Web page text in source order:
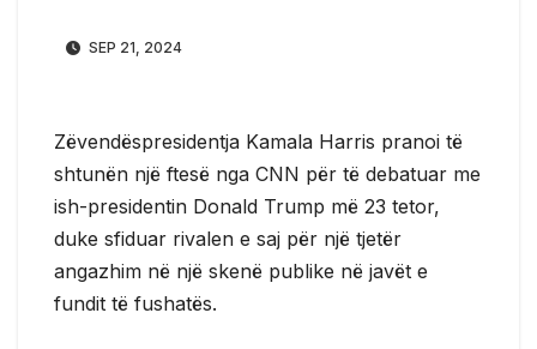
SEP 21, 2024
Zëvendëspresidentja Kamala Harris pranoi të
shtunën një ftesë nga CNN për të debatuar me
ish-presidentin Donald Trump më 23 tetor,
duke sfiduar rivalen e saj për një tjetër
angazhim në një skenë publike në javët e
fundit të fushatës.